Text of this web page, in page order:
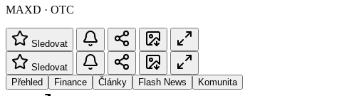
MAXD · OTC
Sledovat
Sledovat
Přehled
Finance Články Flash News Komunita